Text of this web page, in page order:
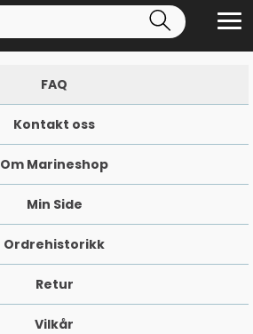
FAQ
Kontakt oss
Om Marineshop
Min Side
Ordrehistorikk
Retur
Vilkår